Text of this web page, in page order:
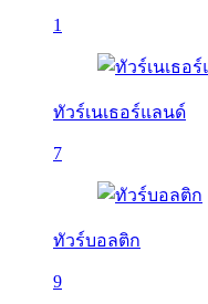
1
ทัวร์เนเธอร์แลนด์
7
ทัวร์บอลติก
9